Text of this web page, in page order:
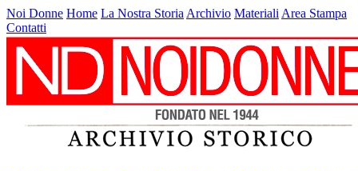
Noi Donne Home La Nostra Storia Archivio Materiali Area Stampa
Contatti